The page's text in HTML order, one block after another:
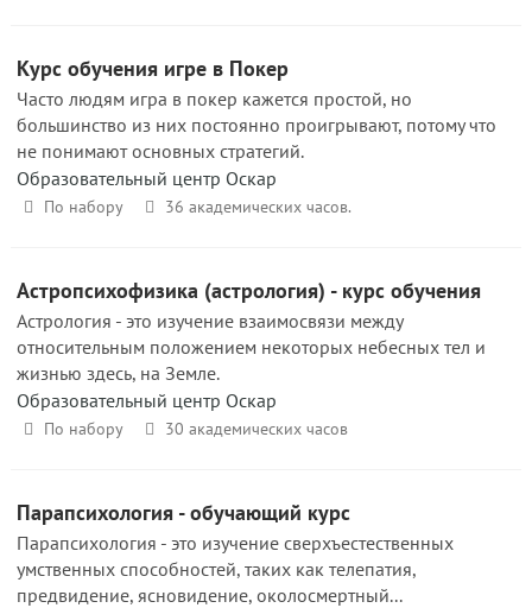
Курс обучения игре в Покер
Часто людям игра в покер кажется простой, но
большинство из них постоянно проигрывают, потому что
не понимают основных стратегий.
Образовательный центр Оскар
По набору 36 академических часов.
Астропсихофизика (астрология) - курс обучения
Астрология - это изучение взаимосвязи между
относительным положением некоторых небесных тел и
жизнью здесь, на Земле.
Образовательный центр Оскар
По набору 30 академических часов
Парапсихология - обучающий курс
Парапсихология - это изучение сверхъестественных
умственных способностей, таких как телепатия,
предвидение, ясновидение, околосмертный...